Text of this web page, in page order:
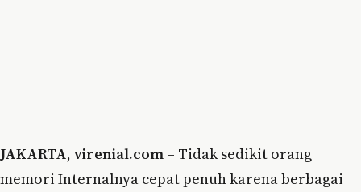
JAKARTA, virenial.com – Tidak sedikit orang
memori Internalnya cepat penuh karena berbagai